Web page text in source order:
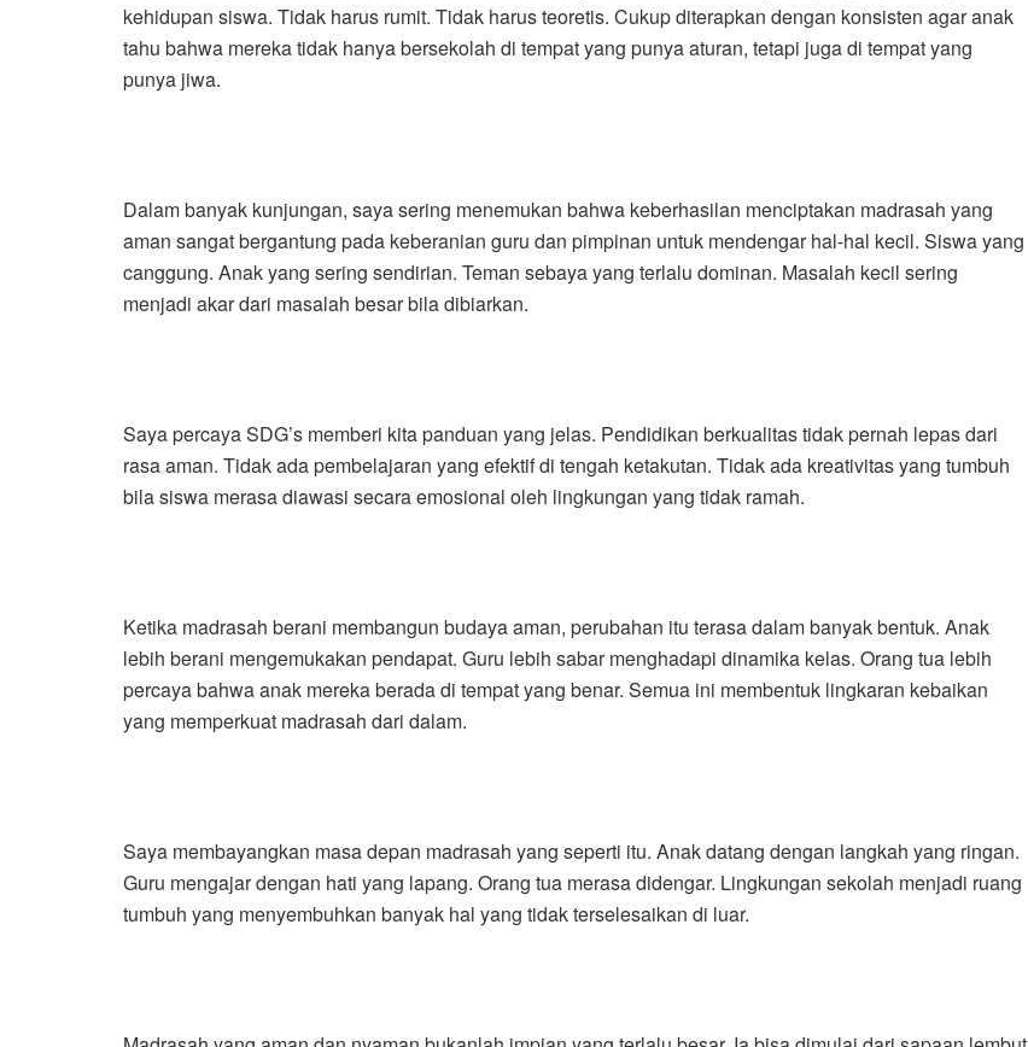
kehidupan siswa. Tidak harus rumit. Tidak harus teoretis. Cukup diterapkan dengan konsisten agar anak
tahu bahwa mereka tidak hanya bersekolah di tempat yang punya aturan, tetapi juga di tempat yang
punya jiwa.
Dalam banyak kunjungan, saya sering menemukan bahwa keberhasilan menciptakan madrasah yang
aman sangat bergantung pada keberanian guru dan pimpinan untuk mendengar hal-hal kecil. Siswa yang
canggung. Anak yang sering sendirian. Teman sebaya yang terlalu dominan. Masalah kecil sering
menjadi akar dari masalah besar bila dibiarkan.
Saya percaya SDG’s memberi kita panduan yang jelas. Pendidikan berkualitas tidak pernah lepas dari
rasa aman. Tidak ada pembelajaran yang efektif di tengah ketakutan. Tidak ada kreativitas yang tumbuh
bila siswa merasa diawasi secara emosional oleh lingkungan yang tidak ramah.
Ketika madrasah berani membangun budaya aman, perubahan itu terasa dalam banyak bentuk. Anak
lebih berani mengemukakan pendapat. Guru lebih sabar menghadapi dinamika kelas. Orang tua lebih
percaya bahwa anak mereka berada di tempat yang benar. Semua ini membentuk lingkaran kebaikan
yang memperkuat madrasah dari dalam.
Saya membayangkan masa depan madrasah yang seperti itu. Anak datang dengan langkah yang ringan.
Guru mengajar dengan hati yang lapang. Orang tua merasa didengar. Lingkungan sekolah menjadi ruang
tumbuh yang menyembuhkan banyak hal yang tidak terselesaikan di luar.